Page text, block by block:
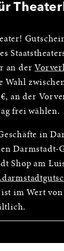
an der
Wahl
an der
frei wählen.
in
Darmstadt-
Shop am
im Wert von